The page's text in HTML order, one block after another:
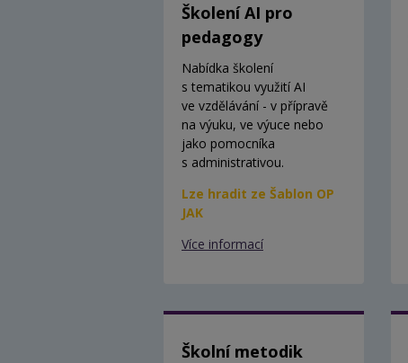
Školení AI pro
pedagogy
Nabídka školení
s tematikou využití AI
ve vzdělávání - v přípravě
na výuku, ve výuce nebo
jako pomocníka
s administrativou.
Lze hradit ze Šablon OP
JAK
Více informací
Školní metodik